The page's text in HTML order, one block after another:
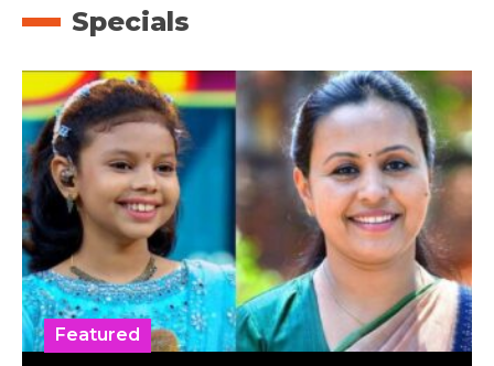
Specials
Featured